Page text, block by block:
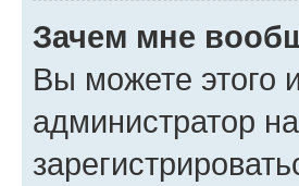
Зачем мне
Вы можете этого
администратор